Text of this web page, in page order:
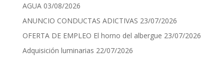
AGUA 03/08/2026
ANUNCIO CONDUCTAS ADICTIVAS 23/07/2026
OFERTA DE EMPLEO El horno del albergue 23/07/2026
Adquisición luminarias 22/07/2026